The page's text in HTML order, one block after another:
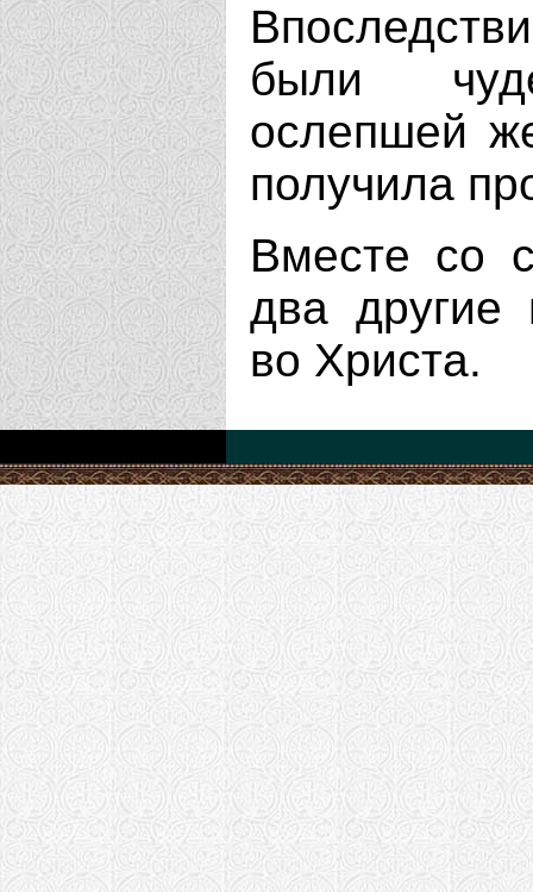
были
ослепшей
получила
Вместе со
два другие
во Христа.